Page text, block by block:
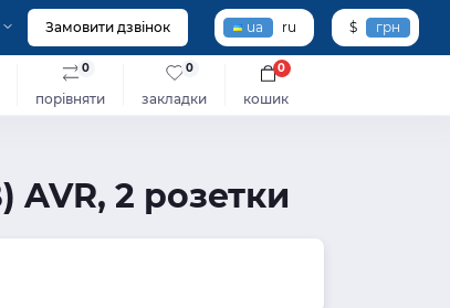
Замовити дзвінок ua ru $ грн
порівняти
0
закладки
0
кошик
0
AVR, 2 розетки